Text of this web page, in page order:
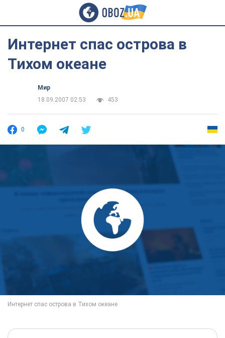
Интернет спас острова в
Тихом океане
Мир
18.09.2007 02:53
453
0